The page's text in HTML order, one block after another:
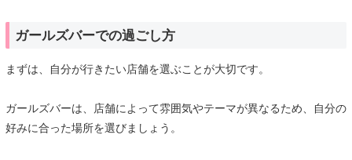
ガールズバーでの過ごし方
まずは、自分が行きたい店舗を選ぶことが大切です。
ガールズバーは、店舗によって雰囲気やテーマが異なるため、自分の
好みに合った場所を選びましょう。